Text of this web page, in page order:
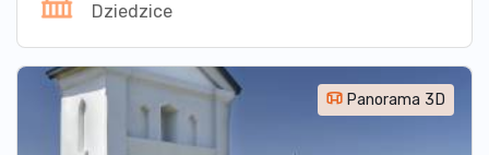
Dziedzice
Panorama 3D